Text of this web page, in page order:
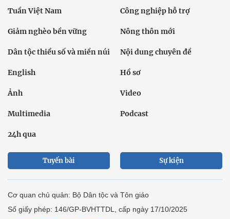
Tuần Việt Nam Công nghiệp hỗ trợ
Giảm nghèo bền vững Nông thôn mới
Dân tộc thiểu số và miền núi Nội dung chuyên đề
English Hồ sơ
Ảnh Video
Multimedia Podcast
24h qua
Tuyến bài Sự kiện
Cơ quan chủ quản: Bộ Dân tộc và Tôn giáo
Số giấy phép: 146/GP-BVHTTDL, cấp ngày 17/10/2025